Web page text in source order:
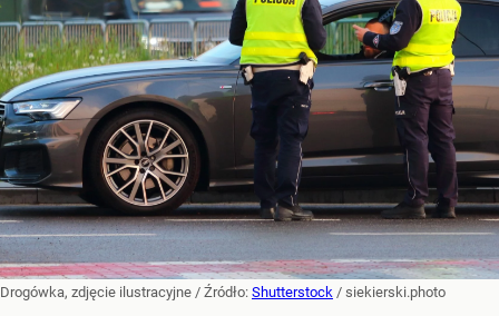
Drogówka, zdjęcie ilustracyjne / Źródło: Shutterstock / siekierski.photo